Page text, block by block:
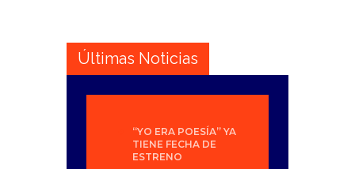
Últimas Noticias
“YO ERA POESÍA” YA
TIENE FECHA DE
ESTRENO